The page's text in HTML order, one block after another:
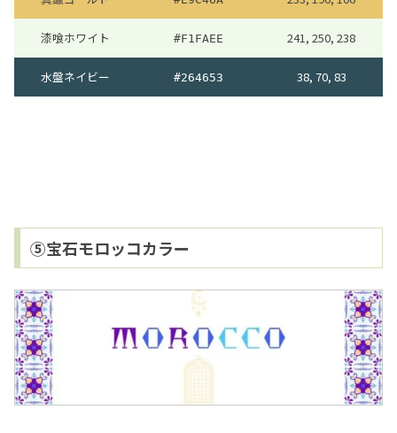
漆喰ホワイト #F1FAEE 241, 250, 238
水盤ネイビー #264653 38, 70, 83
⑤宝石モロッコカラー